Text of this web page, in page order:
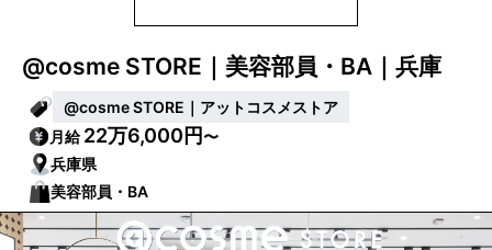
@cosme STORE｜美容部員・BA｜兵庫
@cosme STORE｜アットコスメストア
月給22万6,000円〜
兵庫県
美容部員・BA